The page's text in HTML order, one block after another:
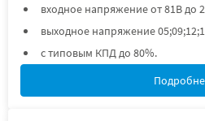
входное напряжение от 81В до
выходное напряжение
с типовым КПД до 80%.